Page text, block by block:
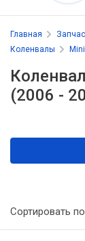
Главная
Коленвалы
Mini
(2006 -
Сортировать по